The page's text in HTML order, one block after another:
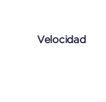
Velocidad